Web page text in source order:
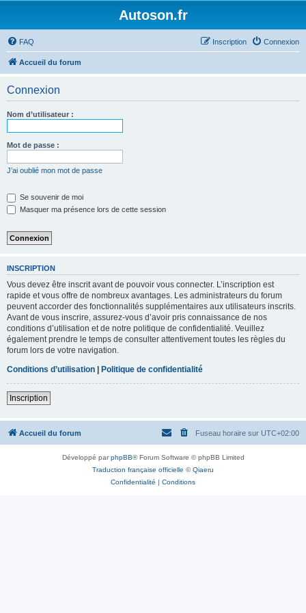
Autoson.fr
FAQ Connexion
Inscription
Accueil du forum
Connexion
Nom d’utilisateur :
Mot de passe :
J’ai oublié mon mot de passe
Se souvenir de moi
Masquer ma présence lors de cette session
INSCRIPTION
Vous devez être inscrit avant de pouvoir vous connecter. L’inscription est
rapide et vous offre de nombreux avantages. Les administrateurs du forum
peuvent accorder des fonctionnalités supplémentaires aux utilisateurs inscrits.
Avant de vous inscrire, assurez-vous d’avoir pris connaissance de nos
conditions d’utilisation et de notre politique de confidentialité. Veuillez
également prendre le temps de consulter attentivement toutes les règles du
forum lors de votre navigation.
Conditions d’utilisation | Politique de confidentialité
Inscription
Accueil du forum Fuseau horaire sur UTC+02:00
Développé parphpBB® Forum Software © phpBB Limited
Traduction française officielle ©Qiaeru
Confidentialité | Conditions